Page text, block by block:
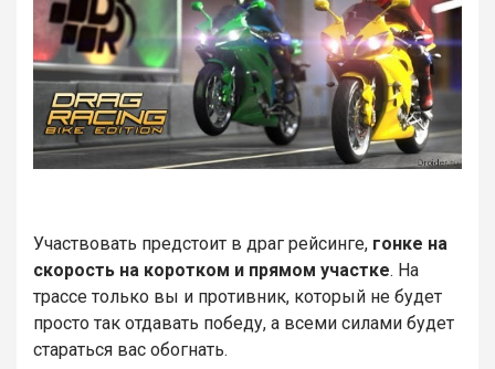
Участвовать предстоит в драг рейсинге, гонке на
скорость на коротком и прямом участке. На
трассе только вы и противник, который не будет
просто так отдавать победу, а всеми силами будет
стараться вас обогнать.